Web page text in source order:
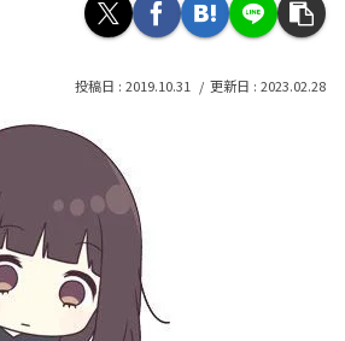
2019.10.31 2023.02.28